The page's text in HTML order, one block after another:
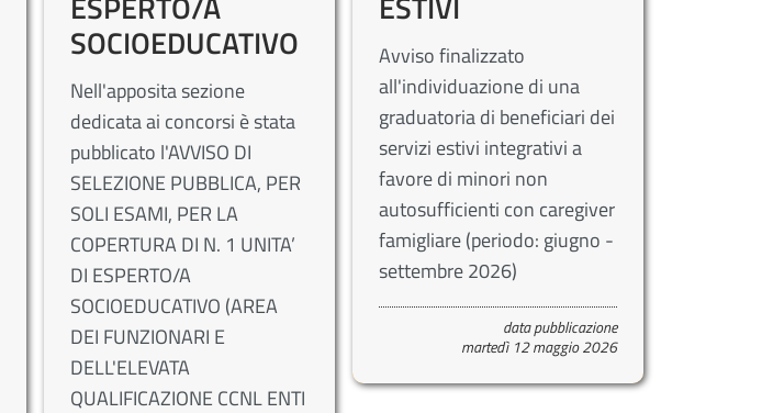
SOCIOEDUCATIVO
Nell'apposita sezione
dedicata ai concorsi è stata
pubblicato l'AVVISO DI
SELEZIONE PUBBLICA, PER
SOLI ESAMI, PER LA
COPERTURA DI N. 1 UNITA’
DI ESPERTO/A
SOCIOEDUCATIVO (AREA
DEI FUNZIONARI E
DELL'ELEVATA
QUALIFICAZIONE CCNL ENTI
Avviso finalizzato
all'individuazione di una
graduatoria di beneficiari dei
servizi estivi integrativi a
favore di minori non
autosufficienti con caregiver
famigliare (periodo: giugno -
settembre 2026)
data pubblicazione
martedì 12 maggio 2026